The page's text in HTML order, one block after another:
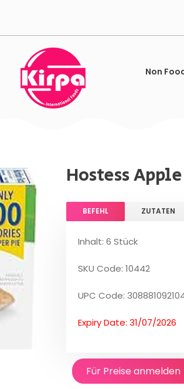
Non
Hostess
BEFEHL ZUTATEN
Inhalt: 6 Stück
SKU Code: 10442
UPC Code:
Expiry Date: 31/07/2026
Für Preise anmelden